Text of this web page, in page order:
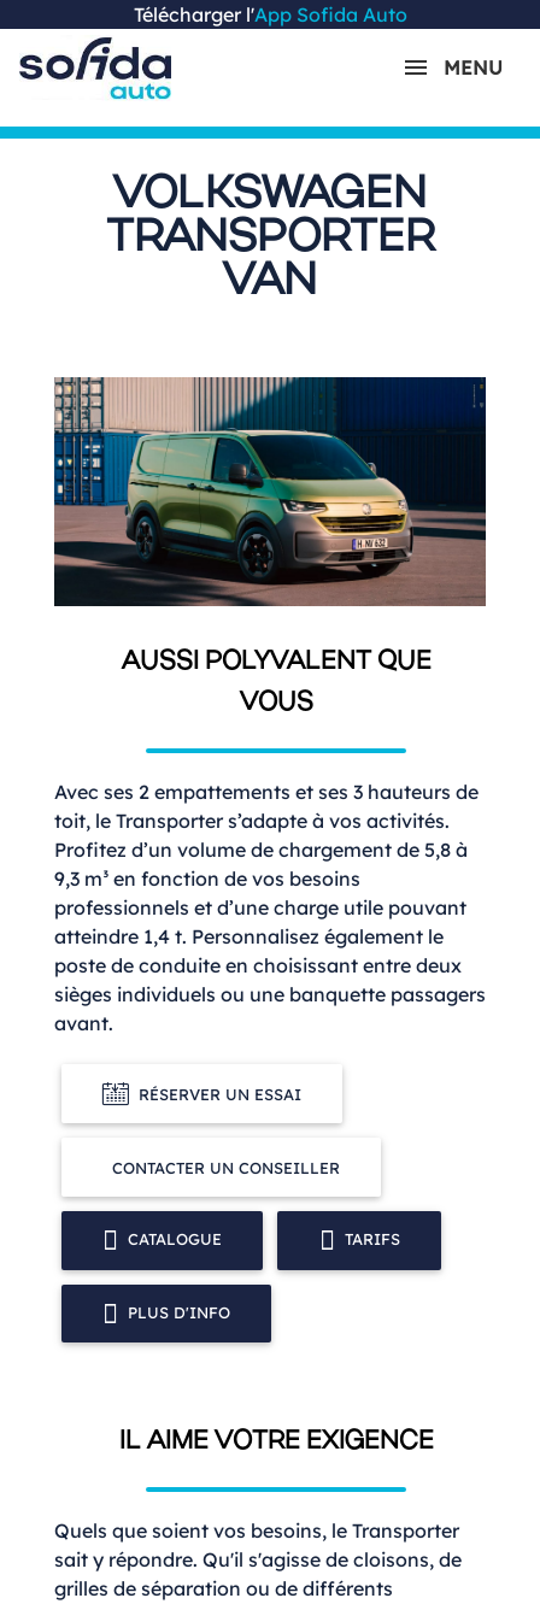
Télécharger l'App Sofida Auto
MENU
VOLKSWAGEN
TRANSPORTER
VAN
AUSSI POLYVALENT QUE
VOUS
Avec ses 2 empattements et ses 3 hauteurs de
toit, le Transporter s’adapte à vos activités.
Profitez d’un volume de chargement de 5,8 à
9,3 m³ en fonction de vos besoins
professionnels et d’une charge utile pouvant
atteindre 1,4 t. Personnalisez également le
poste de conduite en choisissant entre deux
sièges individuels ou une banquette passagers
avant.
RÉSERVER UN ESSAI
CONTACTER UN CONSEILLER
CATALOGUE TARIFS
PLUS D'INFO
IL AIME VOTRE EXIGENCE
Quels que soient vos besoins, le Transporter
sait y répondre. Qu'il s'agisse de cloisons, de
grilles de séparation ou de différents